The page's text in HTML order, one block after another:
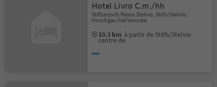
Hotel Livro C.m./hh
Stilfserjoch/Passo Stelvio, Stilfs/Stelvio,
Vinschgau/Val Venosta
10.3 km à partir de Stilfs/Stelvio
centre de